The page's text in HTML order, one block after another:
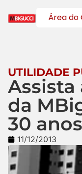
Área do
UTILIDADE
Assista
da
30
11/12/2013